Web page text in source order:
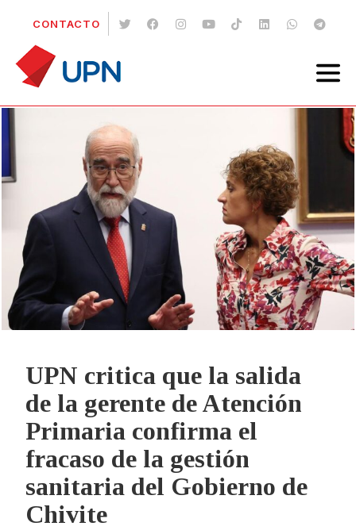
CONTACTO
UPN critica que la salida
de la gerente de Atención
Primaria confirma el
fracaso de la gestión
sanitaria del Gobierno de
Chivite